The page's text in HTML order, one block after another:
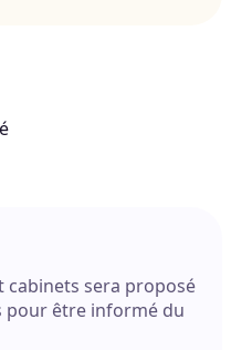
cabinets sera proposé
pour être informé du